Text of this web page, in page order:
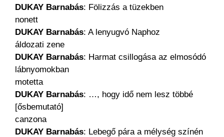
DUKAY Barnabás: Fölizzás a tüzekben
nonett
DUKAY Barnabás: A lenyugvó Naphoz
áldozati zene
DUKAY Barnabás: Harmat csillogása az elmosódó
lábnyomokban
motetta
DUKAY Barnabás: …, hogy idő nem lesz többé
[ősbemutató]
canzona
DUKAY Barnabás: Lebegő pára a mélység színén